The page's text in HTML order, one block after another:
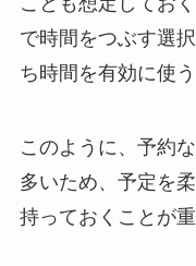
で時間をつぶす選
ち時間を有効に使
このように、予約
多いため、予定を
持っておくことが重